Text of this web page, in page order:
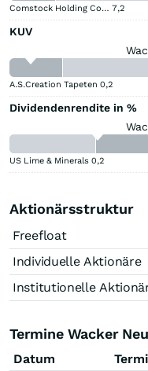
Comstock Holding Companies Registered (A) 7,2
KUV
A.S.Creation Tapeten 0,2
Dividendenrendite in %
US Lime & Minerals 0,2
Aktionärsstruktur
Freefloat
Individuelle Aktionäre
Institutionelle
Termine Wacker
Datum